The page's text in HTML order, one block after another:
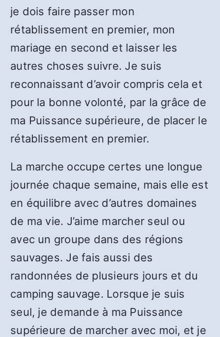
je dois faire passer mon
rétablissement en premier, mon
mariage en second et laisser les
autres choses suivre. Je suis
reconnaissant d’avoir compris cela et
pour la bonne volonté, par la grâce de
ma Puissance supérieure, de placer le
rétablissement en premier.
La marche occupe certes une longue
journée chaque semaine, mais elle est
en équilibre avec d’autres domaines
de ma vie. J’aime marcher seul ou
avec un groupe dans des régions
sauvages. Je fais aussi des
randonnées de plusieurs jours et du
camping sauvage. Lorsque je suis
seul, je demande à ma Puissance
supérieure de marcher avec moi, et je